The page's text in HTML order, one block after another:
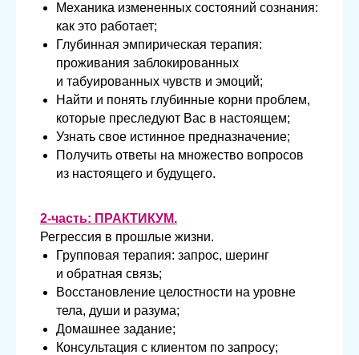
Механика измененных состояний сознания:
как это работает;
Глубинная эмпирическая терапия:
проживания заблокированных
и табуированных чувств и эмоций;
Найти и понять глубинные корни проблем,
которые преследуют Вас в настоящем;
Узнать свое истинное предназначение;
Получить ответы на множество вопросов
из настоящего и будущего.
2-часть: ПРАКТИКУМ.
Регрессия в прошлые жизни.
Групповая терапия: запрос, шеринг
и обратная связь;
Восстановление целостности на уровне
тела, души и разума;
Домашнее задание;
Консультация с клиентом по запросу;